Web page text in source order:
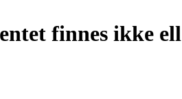
finnes ikke